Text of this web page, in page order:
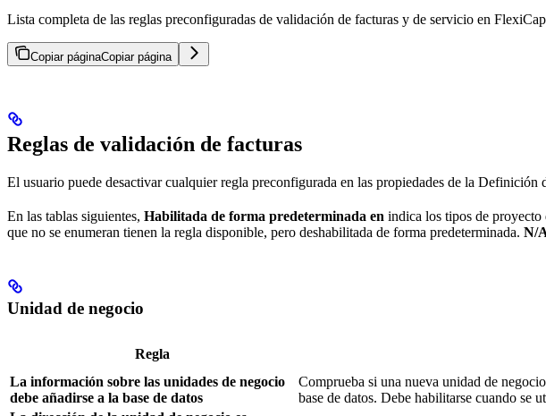
Lista completa de las reglas preconfiguradas de validación de facturas y de servicio en
Copiar páginaCopiar página
Reglas de validación de facturas
El usuario puede desactivar cualquier regla preconfigurada en las propiedades de la
En las tablas siguientes, Habilitada de forma predeterminada en indica los tipos de
que no se enumeran tienen la regla disponible, pero deshabilitada de forma predeterminada. N/
Unidad de negocio
Regla
La información sobre las unidades de negocio
debe añadirse a la base de datos
Comprueba si una nueva unidad de
base de datos. Debe habilitarse cuando se